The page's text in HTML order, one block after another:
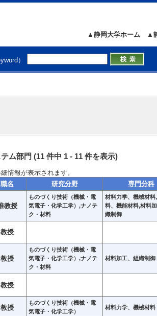
▲
▲静岡大学ホーム
）
ム部門 (11 件中 1 - 11 件を表示)
情報が表示されます。
職名 研究分野 専門分科
教授
ものづくり技術（機械・電
気電子・化学工学）,ナノテ
ク・材料
材料力学、機械材料
料、機能材料,材料
織制御
教授
教授
ものづくり技術（機械・電
気電子・化学工学）,ナノテ
ク・材料
材料加工、組織制御
教授
教授
ものづくり技術（機械・電
気電子・化学工学）
材料力学、機械材料